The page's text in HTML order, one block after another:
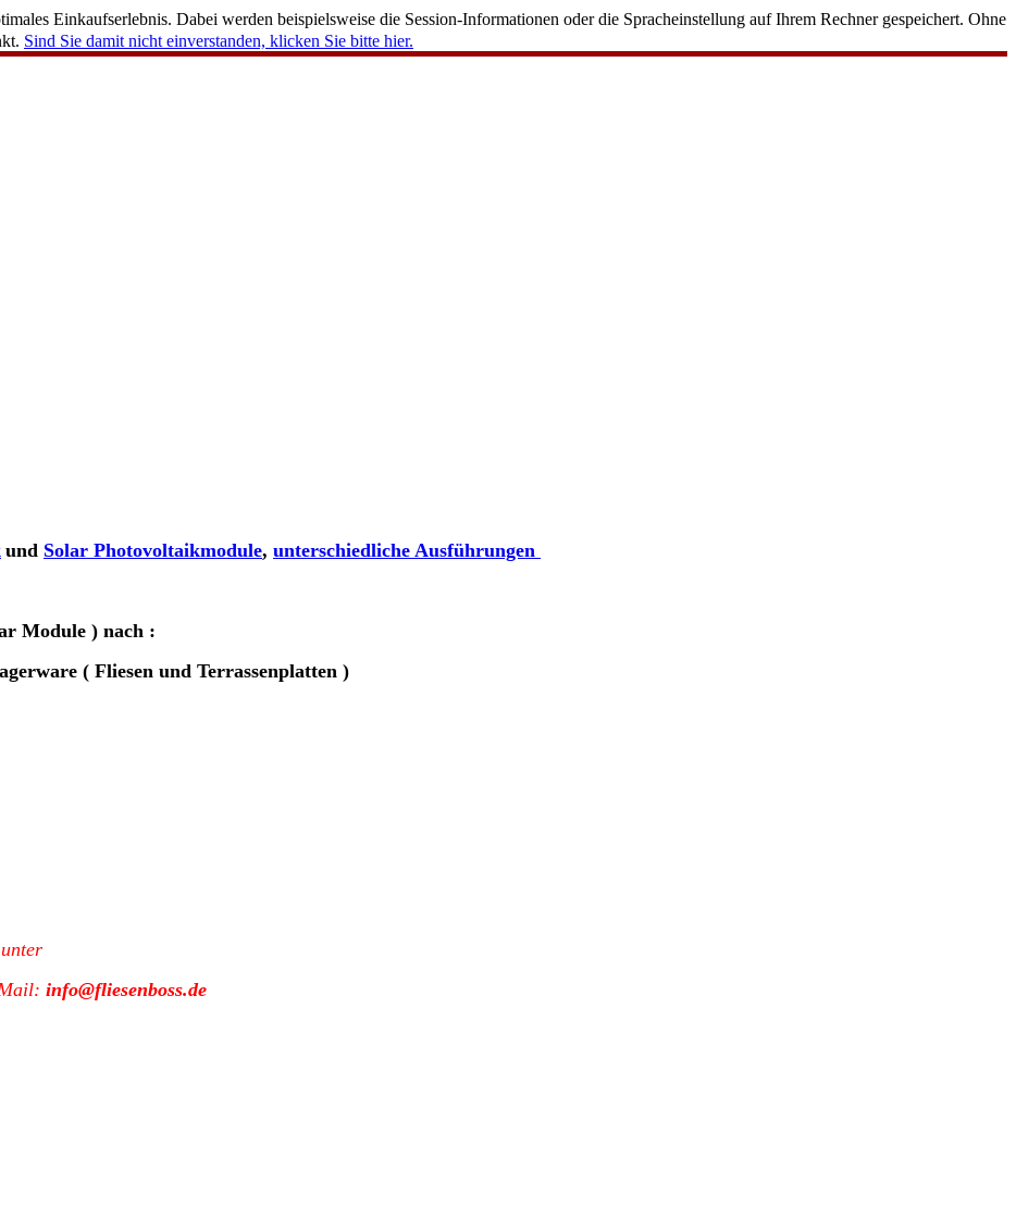
Einkaufserlebnis. Dabei werden beispielsweise die Session-Informationen oder die Spracheinstellung auf Ihrem Rechner gespeichert. Ohne
Sind Sie damit nicht einverstanden, klicken Sie bitte hier.
und Solar Photovoltaikmodule, unterschiedliche Ausführungen
Module ) nach :
( Fliesen und Terrassenplatten )
info@fliesenboss.de